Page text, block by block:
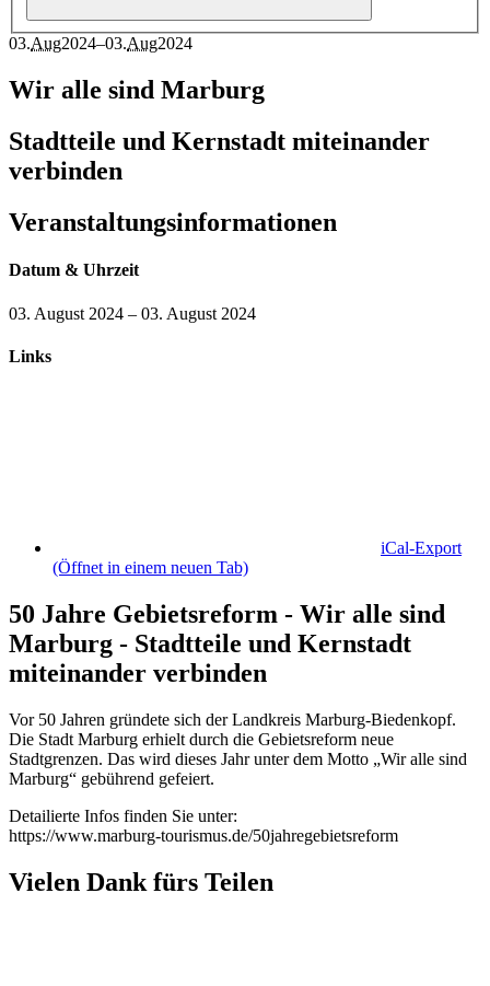
03.Aug2024–03.Aug2024
Wir alle sind Marburg
Stadtteile und Kernstadt miteinander
verbinden
Veranstaltungsinformationen
Datum & Uhrzeit
03. August 2024 – 03. August 2024
Links
iCal-Export
(Öffnet in einem neuen Tab)
50 Jahre Gebietsreform - Wir alle sind
Marburg - Stadtteile und Kernstadt
miteinander verbinden
Vor 50 Jahren gründete sich der Landkreis Marburg-Biedenkopf.
Die Stadt Marburg erhielt durch die Gebietsreform neue
Stadtgrenzen. Das wird dieses Jahr unter dem Motto „Wir alle sind
Marburg“ gebührend gefeiert.
Detailierte Infos finden Sie unter:
https://www.marburg-tourismus.de/50jahregebietsreform
Vielen Dank fürs Teilen